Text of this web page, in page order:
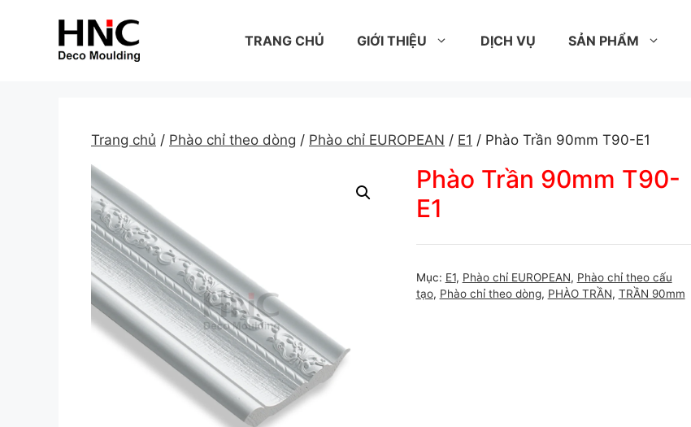
TRANG CHỦ GIỚI THIỆU DỊCH VỤ SẢN PHẨM
Trang chủ / Phào chỉ theo dòng / Phào chỉ EUROPEAN / E1 / Phào Trần 90mm T90-E1
Phào Trần 90mm T90-
E1
Mục: E1, Phào chỉ EUROPEAN, Phào chỉ theo cấu
tạo, Phào chỉ theo dòng, PHÀO TRẦN, TRẦN 90mm